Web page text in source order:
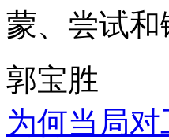
蒙、尝试和
郭宝胜
为何当局